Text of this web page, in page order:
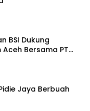
BSI Dukung
Bersama PT
Jaya Berbuah